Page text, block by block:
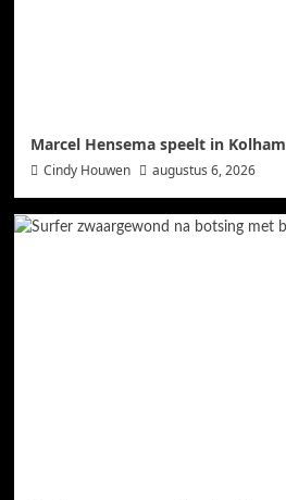
Marcel Hensema speelt in Kolham
Cindy Houwen augustus 6, 2026